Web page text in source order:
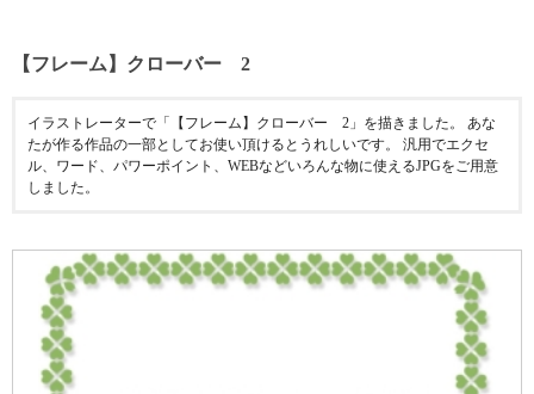
【フレーム】クローバー 2
イラストレーターで「【フレーム】クローバー 2」を描きました。 あな
たが作る作品の一部としてお使い頂けるとうれしいです。 汎用でエクセ
ル、ワード、パワーポイント、WEBなどいろんな物に使えるJPGをご用意
しました。